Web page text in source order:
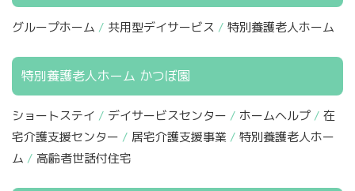
グループホーム 共用型デイサービス 特別養護老人ホーム
特別養護老人ホーム かつぼ園
ショートステイ デイサービスセンター ホームヘルプ
在
宅介護支援センター
居宅介護支援事業
特別養護老人ホー
ム
高齢者世話付住宅